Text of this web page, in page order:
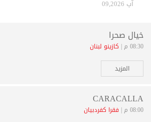
آب 09,2026
خيال صحرا
08:30 م |
كازينو لبنان
المزيد
CARACALLA
08:00 م |
فقرا كفردبيان